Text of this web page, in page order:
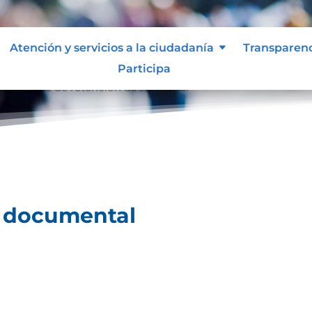
Atención y servicios a la ciudadanía
Participa